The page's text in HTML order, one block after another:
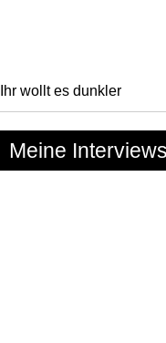
Ihr wollt es dunkler
Meine Interviews